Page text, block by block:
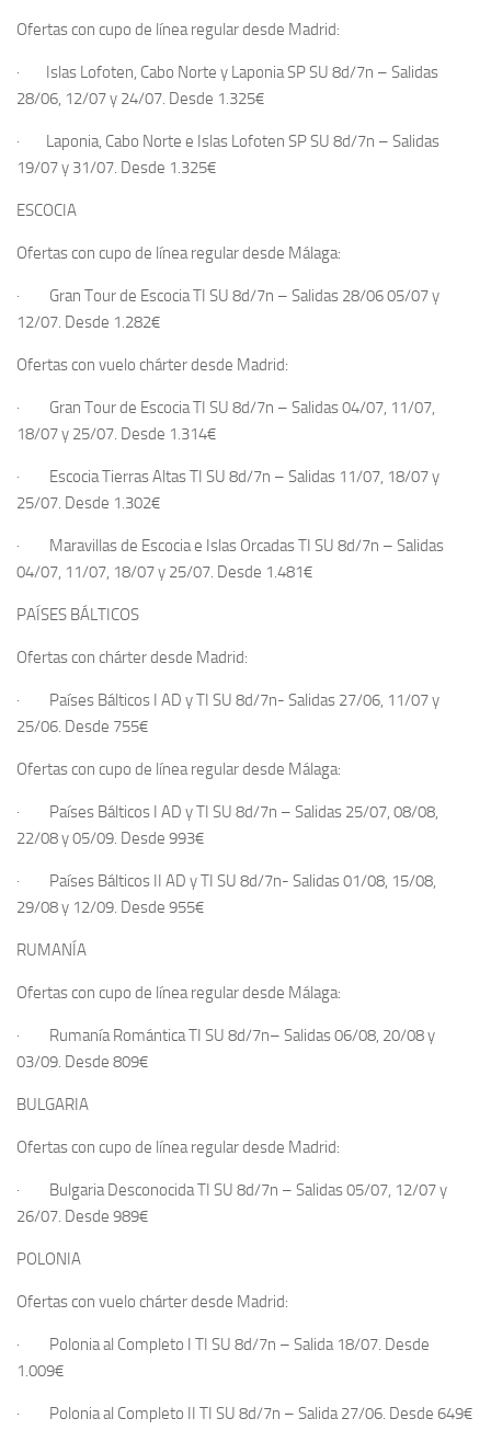
Ofertas con cupo de línea regulardesde Madrid:
· Islas Lofoten, Cabo Norte y LaponiaSP SU 8d/7n – Salidas
28/06, 12/07 y 24/07 Desde 1.325€
· Laponia, Cabo Norte e Islas Lofoten SP SU 8d/7n – Salidas
19/07 y 31/07 Desde 1.325€
ESCOCIA
Ofertas con cupo de línea regulardesde Málaga:
· Gran Tour de EscociaTI SU 8d/7n – Salidas 28/06 05/07 y
12/07. Desde 1.282€
Ofertas con vuelo chárterdesde Madrid:
· Gran Tour de EscociaTI SU 8d/7n – Salidas 04/07, 11/07,
18/07 y 25/07. Desde 1.314€
· Escocia Tierras AltasTI SU 8d/7n – Salidas 11/07, 18/07 y
25/07. Desde 1.302€
· Maravillas de Escocia e Islas OrcadasTI SU 8d/7n – Salidas
04/07, 11/07, 18/07 y 25/07. Desde 1.481€
PAÍSES BÁLTICOS
Ofertas con chárterdesde Madrid:
· Países Bálticos I AD y TI SU 8d/7n- Salidas 27/06, 11/07 y
25/06. Desde 755€
Ofertas con cupo de línea regulardesde Málaga:
· Países Bálticos I AD y TI SU 8d/7n – Salidas 25/07, 08/08,
22/08 y 05/09. Desde 993€
· Países Bálticos II AD y TI SU 8d/7n- Salidas 01/08, 15/08,
29/08 y 12/09 Desde 955€
RUMANÍA
Ofertas con cupo de línea regulardesde Málaga:
· Rumanía RománticaTI SU 8d/7n– Salidas 06/08, 20/08 y
03/09 Desde 809€
BULGARIA
Ofertas con cupo de línea regulardesde Madrid:
· Bulgaria DesconocidaTI SU 8d/7n – Salidas 05/07, 12/07 y
26/07 Desde 989€
POLONIA
Ofertas con vuelo chárterdesde Madrid:
· Polonia al Completo I TI SU 8d/7n – Salida 18/07 Desde
1.009€
· Polonia al Completo II TI SU 8d/7n – Salida 27/06. Desde 649€